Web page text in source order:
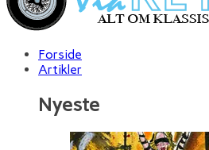
Forside
Artikler
Nyeste